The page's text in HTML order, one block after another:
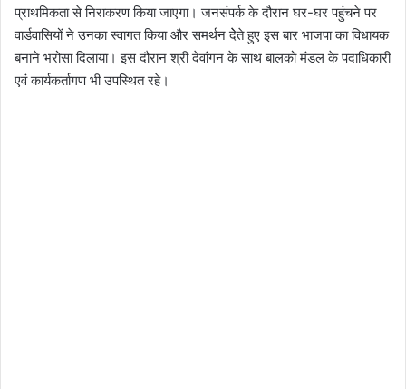
प्राथमिकता से निराकरण किया जाएगा। जनसंपर्क के दौरान घर-घर पहुंचने पर
वार्डवासियों ने उनका स्वागत किया और समर्थन देेते हुए इस बार भाजपा का विधायक
बनाने भरोसा दिलाया। इस दौरान श्री देवांगन के साथ बालको मंडल के पदाधिकारी
एवं कार्यकर्तागण भी उपस्थित रहे।